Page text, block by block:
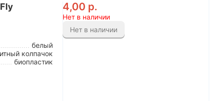
белый
колпачок
биопластик
4,00 р.
Нет в наличии
Нет в наличии